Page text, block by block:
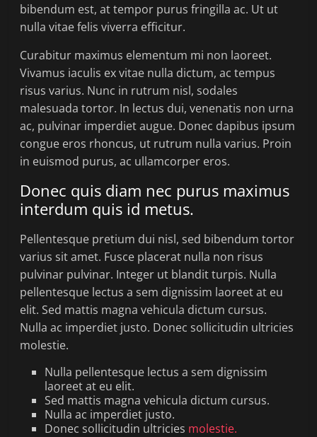
bibendum est, at tempor purus fringilla ac. Ut ut
nulla vitae felis viverra efficitur.
Curabitur maximus elementum mi non laoreet.
Vivamus iaculis ex vitae nulla dictum, ac tempus
risus varius. Nunc in rutrum nisl, sodales
malesuada tortor. In lectus dui, venenatis non urna
ac, pulvinar imperdiet augue. Donec dapibus ipsum
congue eros rhoncus, ut rutrum nulla varius. Proin
in euismod purus, ac ullamcorper eros.
Donec quis diam nec purus maximus
interdum quis id metus.
Pellentesque pretium dui nisl, sed bibendum tortor
varius sit amet. Fusce placerat nulla non risus
pulvinar pulvinar. Integer ut blandit turpis. Nulla
pellentesque lectus a sem dignissim laoreet at eu
elit. Sed mattis magna vehicula dictum cursus.
Nulla ac imperdiet justo. Donec sollicitudin ultricies
molestie.
Nulla pellentesque lectus a sem dignissim
laoreet at eu elit.
Sed mattis magna vehicula dictum cursus.
Nulla ac imperdiet justo.
Donec sollicitudin ultricies molestie.